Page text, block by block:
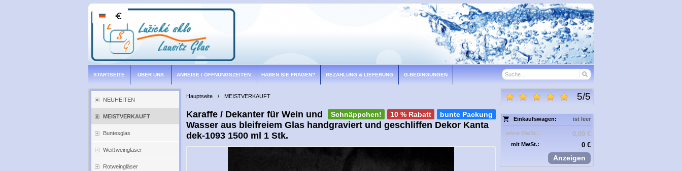
STARTSEITE ÜBER UNS ANREISE / ÖFFNUNGSZEITEN HABEN SIE FRAGEN? BEZAHLUNG & LIEFERUNG G-BEDINGUNGEN
NEUHEITEN
MEISTVERKAUFT
Buntesglas
Weißweingläser
Rotweingläser
5/5
Einkaufswagen: ist leer
ohne MwSt.: 0,00 €
mit MwSt.: 0 €
Anzeigen
Hauptseite / MEISTVERKAUFT
bunte Packung
10 % Rabatt
Schnäppchen!
Karaffe / Dekanter für Wein und
Wasser aus bleifreiem Glas handgraviert und geschliffen Dekor Kanta
dek-1093 1500 ml 1 Stk.